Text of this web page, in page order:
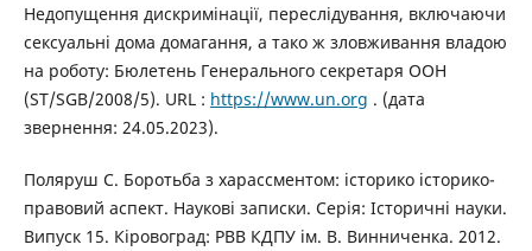
Недопущення дискримінації, переслідування, включаючи
сексуальні дома домагання, а тако ж зловживання владою
на роботу: Бюлетень Генерального секретаря ООН
(ST/SGB/2008/5). URL : https://www.un.org . (дата
звернення: 24.05.2023).
Поляруш С. Боротьба з харассментом: історико історико-
правовий аспект. Наукові записки. Серія: Історичні науки.
Випуск 15. Кіровоград: РВВ КДПУ ім. В. Винниченка. 2012.